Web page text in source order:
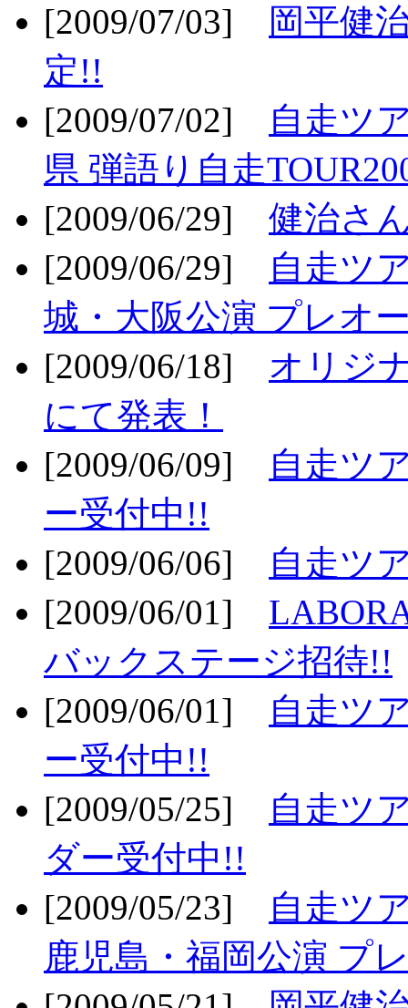
[2009/07/03]
岡平健
定!!
[2009/07/02]
自走ツ
県 弾語り自走
[2009/06/29] 健治さ
[2009/06/29]
自走ツ
城・大阪公演 プレオ
[2009/06/18] オリジ
にて発表！
[2009/06/09]
自走ツ
ー受付中!!
[2009/06/06]
自走ツ
[2009/06/01]
バックステージ招待!!
[2009/06/01]
自走ツ
ー受付中!!
[2009/05/25]
自走ツ
ダー受付中!!
[2009/05/23]
自走ツ
鹿児島・福岡公演 プ